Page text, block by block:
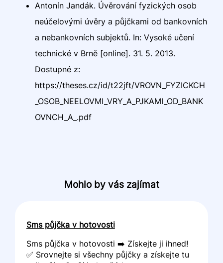
Antonín Jandák. Úvěrování fyzických osob
neúčelovými úvěry a půjčkami od bankovních
a nebankovních subjektů. In: Vysoké učení
technické v Brně [online]. 31. 5. 2013.
Dostupné z:
https://theses.cz/id/t22jft/VROVN_FYZICKCH
_OSOB_NEELOVMI_VRY_A_PJKAMI_OD_BANK
OVNCH_A_.pdf
Mohlo by vás zajímat
Sms půjčka v hotovosti
Sms půjčka v hotovosti ➡️ Získejte ji ihned!
✅ Srovnejte si všechny půjčky a získejte tu